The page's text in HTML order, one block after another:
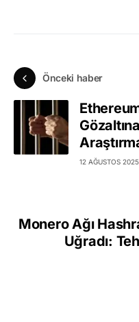
Önceki haber
12 AĞUSTOS 2025
Monero Ağı
Uğradı: